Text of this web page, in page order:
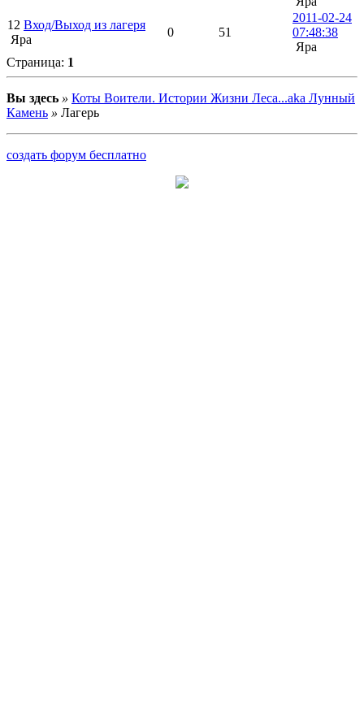
12 Вход/Выход из лагеря
Яра
0 51
2011-02-24
07:48:38
Яра
Страница: 1
Вы здесь » Коты Воители. Истории Жизни Леса...aka Лунный
Камень » Лагерь
создать форум бесплатно